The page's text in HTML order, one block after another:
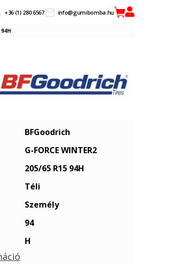
+36 (1) 280 6567 info@gumibomba.hu
BFGoodrich
G-FORCE WINTER2
205/65 R15 94H
Téli
Személy
94
H